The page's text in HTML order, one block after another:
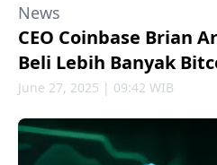
News
CEO Coinbase Brian
Beli Lebih Banyak
June 27, 2025 | 09:42 WIB